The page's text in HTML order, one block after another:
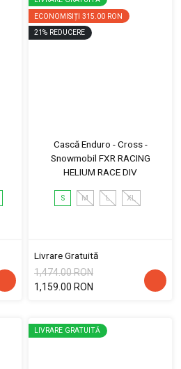
ECONOMISIȚI 315.00 RON
21% REDUCERE
Cască Enduro - Cross -
Snowmobil FXR RACING
HELIUM RACE DIV
S M L XL
Livrare Gratuită
1,474.00 RON
1,159.00 RON
LIVRARE GRATUITĂ